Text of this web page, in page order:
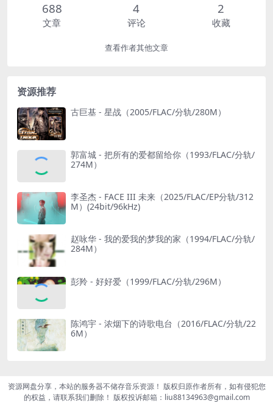
688
文章
4
评论
2
收藏
查看作者其他文章
资源推荐
古巨基 - 星战（2005/FLAC/分轨/280M）
郭富城 - 把所有的爱都留给你（1993/FLAC/分轨/
274M）
李圣杰 - FACE III 未来（2025/FLAC/EP分轨/312
M）(24bit/96kHz)
赵咏华 - 我的爱我的梦我的家（1994/FLAC/分轨/
284M）
彭羚 - 好好爱（1999/FLAC/分轨/296M）
陈鸿宇 - 浓烟下的诗歌电台（2016/FLAC/分轨/22
6M）
资源网盘分享，本站的服务器不储存音乐资源！ 版权归原作者所有，如有侵犯您
的权益，请联系我们删除！ 版权投诉邮箱：liu88134963@gmail.com